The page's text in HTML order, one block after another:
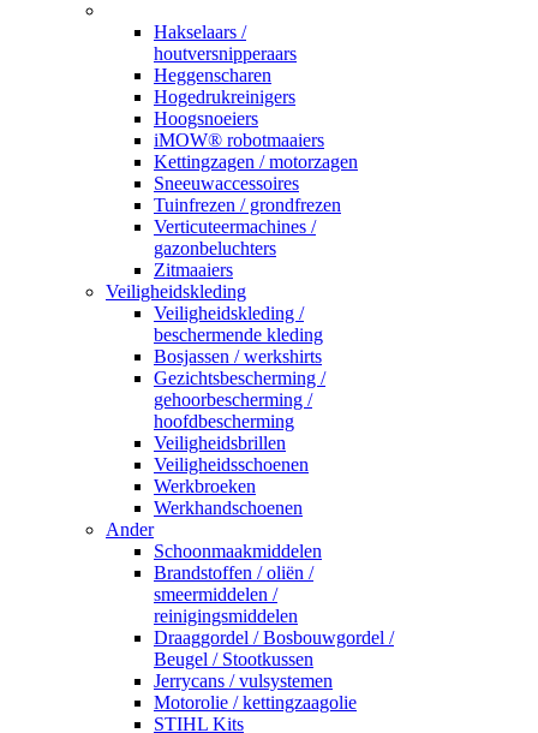
Hakselaars /
houtversnipperaars
Heggenscharen
Hogedrukreinigers
Hoogsnoeiers
iMOW® robotmaaiers
Kettingzagen / motorzagen
Sneeuwaccessoires
Tuinfrezen / grondfrezen
Verticuteermachines /
gazonbeluchters
Zitmaaiers
Veiligheidskleding
Veiligheidskleding /
beschermende kleding
Bosjassen / werkshirts
Gezichtsbescherming /
gehoorbescherming /
hoofdbescherming
Veiligheidsbrillen
Veiligheidsschoenen
Werkbroeken
Werkhandschoenen
Ander
Schoonmaakmiddelen
Brandstoffen / oliën /
smeermiddelen /
reinigingsmiddelen
Draaggordel / Bosbouwgordel /
Beugel / Stootkussen
Jerrycans / vulsystemen
Motorolie / kettingzaagolie
STIHL Kits